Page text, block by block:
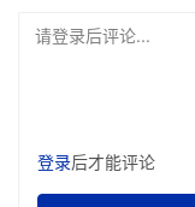
请登录后评论...
登录后才能评论